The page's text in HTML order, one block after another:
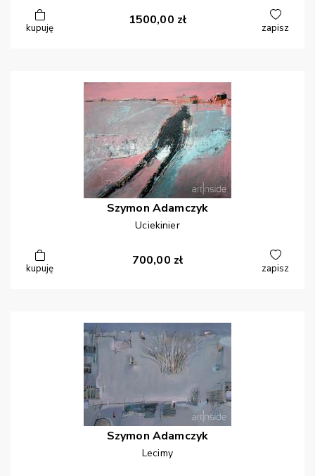
kupuję
1500,00 zł
zapisz
Szymon Adamczyk
Uciekinier
kupuję
700,00 zł
zapisz
Szymon Adamczyk
Lecimy